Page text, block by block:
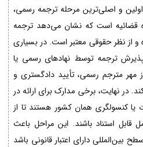
و اصلی‌ترین مرحله ترجمه رسمی،
قضائیه است که نشان می‌دهد ترجمه
و از نظر حقوقی معتبر است. در بسیاری
پذیرش ترجمه توسط نهادهای رسمی یا
مهر مترجم رسمی، تأیید دادگستری و
در نهایت، برخی مدارک برای ارائه در
یا کنسولگری همان کشور هستند تا از
قابل استناد باشند. این مراحل باعث
بین‌المللی دارای اعتبار قانونی باشد